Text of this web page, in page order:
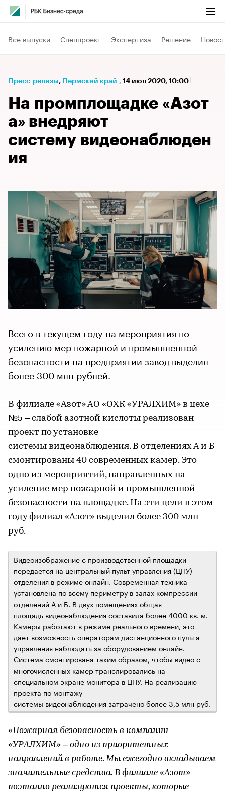
Все выпуски Спецпроект Экспертиза Решение
Пресс-релизы⁠, Пермский край , 14 июл 2020, 10:00
На промплощадке «Азот
а» внедряют
систему видеонаблюден
ия
Всего в текущем году на мероприятия по
усилению мер пожарной и промышленной
безопасности на предприятии завод выделил
более 300 млн рублей.
В филиале «Азот» АО «ОХК «УРАЛХИМ» в цехе
№5 – слабой азотной кислоты реализован
проект по установке
системы видеонаблюдения. В отделениях А и Б
смонтированы 40 современных камер. Это
одно из мероприятий, направленных на
усиление мер пожарной и промышленной
безопасности на площадке. На эти цели в этом
году филиал «Азот» выделил более 300 млн
руб.
Видеоизображение с производственной площадки
передается на центральный пульт управления (ЦПУ)
отделения в режиме онлайн. Современная техника
установлена по всему периметру в залах компрессии
отделений А и Б. В двух помещениях общая
площадь видеонаблюдения составила более 4000 кв. м.
Камеры работают в режиме реального времени, это
дает возможность операторам дистанционного пульта
управления наблюдать за оборудованием онлайн.
Система смонтирована таким образом, чтобы видео с
многочисленных камер транслировались на
специальном экране монитора в ЦПУ. На реализацию
проекта по монтажу
системы видеонаблюдения затрачено более 3,5 млн руб.
«Пожарная безопасность в компании
«УРАЛХИМ» – одно из приоритетных
направлений в работе. Мы ежегодно вкладываем
значительные средства. В филиале «Азот»
поэтапно реализуются проекты, которые